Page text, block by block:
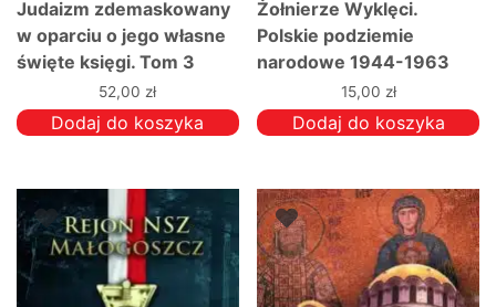
Judaizm zdemaskowany
w oparciu o jego własne
święte księgi. Tom 3
52,00 zł
Dodaj do koszyka
Żołnierze Wyklęci.
Polskie podziemie
narodowe 1944-1963
15,00 zł
Dodaj do koszyka